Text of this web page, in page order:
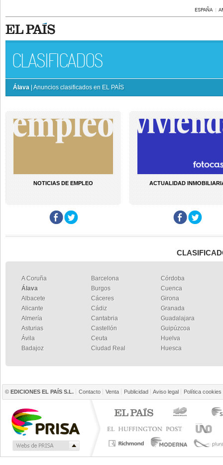
ESPAÑA
CLASIFICADOS
Álava | Anuncios clasificados en EL PAÍS
NOTICIAS DE EMPLEO ACTUALIDAD
A Coruña
Álava
Albacete
Alicante
Almería
Asturias
Ávila
Badajoz
Barcelona
Burgos
Cáceres
Cádiz
Cantabria
Castellón
Ceuta
Ciudad Real
Córdoba
Cuenca
Girona
Granada
Guadalajara
Guipúzcoa
Huelva
Huesca
© EDICIONES EL PAÍS S.L. Contacto Venta Publicidad Aviso legal Política cookies